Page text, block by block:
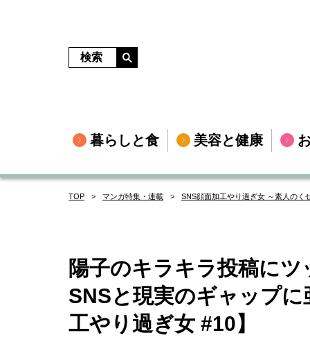
暮らしと食 美容と健康
TOP マンガ特集・連載 SNS顔面加工やり過ぎ女 ～素人のく
陽子のキラキラ投稿に
SNSと現実のギャップ
工やり過ぎ女 #10】